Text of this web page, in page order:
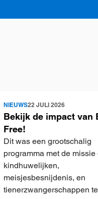
NIEUWS22 JULI 2026
Bekijk de impact van
Free!
Dit was een grootschalig
programma met de missie
kindhuwelijken,
meisjesbesnijdenis, en
tienerzwangerschappen
meer